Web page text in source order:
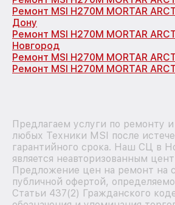
Ремонт MSI H270M MORTAR
Дону
Ремонт MSI H270M MORTAR
Новгород
Ремонт MSI H270M MORTAR
Ремонт MSI H270M MORTAR
Предлагаем услуги по ремонту
любых Техники MSI после
гарантийного срока. Наш СЦ в
является неавторизованным
Предложение цен на ремонт на
публичной офертой,
Статьи 437(2) Гражданского